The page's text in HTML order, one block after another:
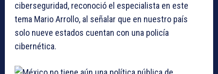
ciberseguridad, reconoció el especialista en este
tema Mario Arrollo, al señalar que en nuestro país
solo nueve estados cuentan con una policía
cibernética.